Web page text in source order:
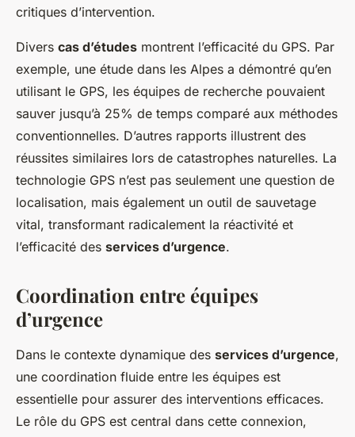
critiques d’intervention.
Divers cas d’études montrent l’efficacité du GPS. Par
exemple, une étude dans les Alpes a démontré qu’en
utilisant le GPS, les équipes de recherche pouvaient
sauver jusqu’à 25% de temps comparé aux méthodes
conventionnelles. D’autres rapports illustrent des
réussites similaires lors de catastrophes naturelles. La
technologie GPS n’est pas seulement une question de
localisation, mais également un outil de sauvetage
vital, transformant radicalement la réactivité et
l’efficacité des services d’urgence.
Coordination entre équipes
d’urgence
Dans le contexte dynamique des services d’urgence,
une coordination fluide entre les équipes est
essentielle pour assurer des interventions efficaces.
Le rôle du GPS est central dans cette connexion,